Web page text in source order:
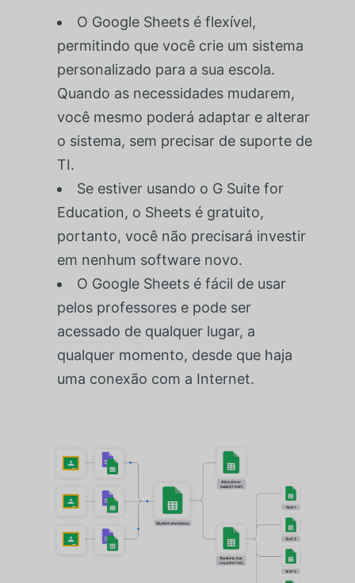
O Google Sheets é flexível,
permitindo que você crie um sistema
personalizado para a sua escola.
Quando as necessidades mudarem,
você mesmo poderá adaptar e alterar
o sistema, sem precisar de suporte de
TI.
Se estiver usando o G Suite for
Education, o Sheets é gratuito,
portanto, você não precisará investir
em nenhum software novo.
O Google Sheets é fácil de usar
pelos professores e pode ser
acessado de qualquer lugar, a
qualquer momento, desde que haja
uma conexão com a Internet.